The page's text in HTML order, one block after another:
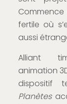
fertile où
aussi
Alliant
animation
dispositif
Planètes